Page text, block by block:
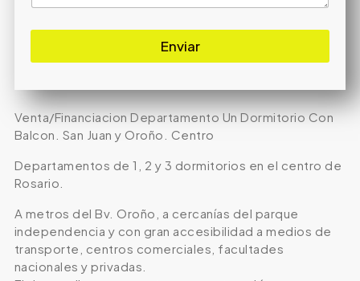
Enviar
Venta/Financiacion Departamento Un Dormitorio Con
Balcon. San Juan y Oroño. Centro
Departamentos de 1, 2 y 3 dormitorios en el centro de
Rosario.
A metros del Bv. Oroño, a cercanías del parque
independencia y con gran accesibilidad a medios de
transporte, centros comerciales, facultades
nacionales y privadas.